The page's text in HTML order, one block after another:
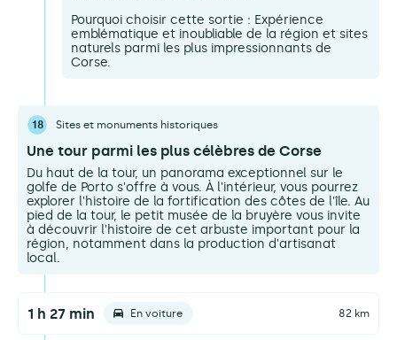
Pourquoi choisir cette sortie : Expérience
emblématique et inoubliable de la région et sites
naturels parmi les plus impressionnants de
Corse.
18 Sites et monuments historiques
Une tour parmi les plus célèbres de Corse
Du haut de la tour, un panorama exceptionnel sur le
golfe de Porto s'offre à vous. À l'intérieur, vous pourrez
explorer l'histoire de la fortification des côtes de l'île. Au
pied de la tour, le petit musée de la bruyère vous invite
à découvrir l'histoire de cet arbuste important pour la
région, notamment dans la production d'artisanat
local.
1 h 27 min En voiture 82 km